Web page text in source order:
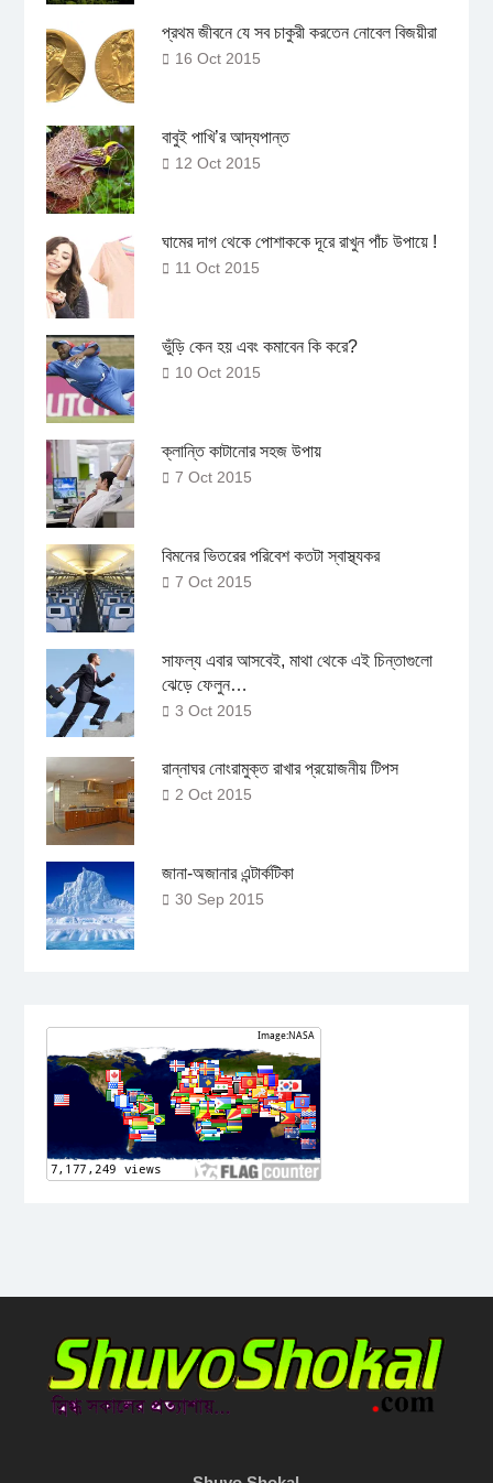
প্রথম জীবনে যে সব চাকুরী করতেন নোবেল বিজয়ীরা
16 Oct 2015
বাবুই পাখি’র আদ্যপান্ত
12 Oct 2015
ঘামের দাগ থেকে পোশাককে দূরে রাখুন পাঁচ উপায়ে !
11 Oct 2015
ভুঁড়ি কেন হয় এবং কমাবেন কি করে?
10 Oct 2015
ক্লান্তি কাটানোর সহজ উপায়
7 Oct 2015
বিমনের ভিতরের পরিবেশ কতটা স্বাস্থ্যকর
7 Oct 2015
সাফল্য এবার আসবেই, মাথা থেকে এই চিন্তাগুলো
ঝেড়ে ফেলুন…
3 Oct 2015
রান্নাঘর নোংরামুক্ত রাখার প্রয়োজনীয় টিপস
2 Oct 2015
জানা-অজানার এন্টার্কটিকা
30 Sep 2015